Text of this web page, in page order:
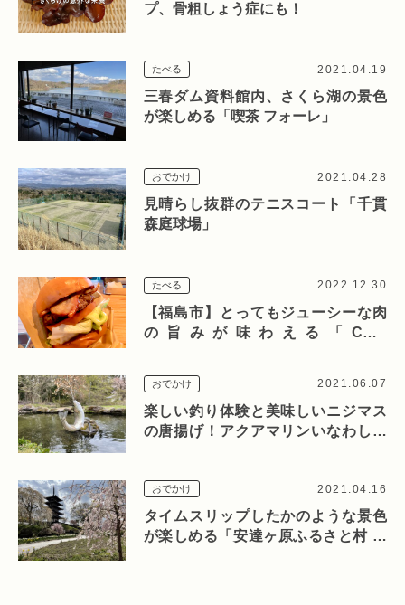
プ、骨粗しょう症にも！
たべる 2021.04.19
三春ダム資料館内、さくら湖の景色
が楽しめる「喫茶 フォーレ」
おでかけ 2021.04.28
見晴らし抜群のテニスコート「千貫
森庭球場」
たべる 2022.12.30
【福島市】とってもジューシーな肉
の旨みが味わえる「COW
おでかけ 2021.06.07
楽しい釣り体験と美味しいニジマス
の唐揚げ！アクアマリンいなわしろ
おでかけ 2021.04.16
タイムスリップしたかのような景色
が楽しめる「安達ヶ原ふるさと村 園